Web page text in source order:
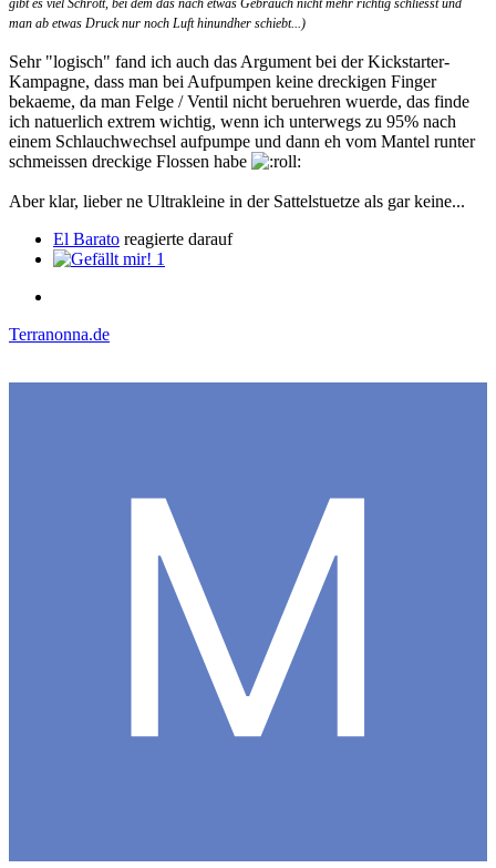
gibt es viel Schrott, bei dem das nach etwas Gebrauch nicht mehr richtig schliesst und
man ab etwas Druck nur noch Luft hinundher schiebt...)
Sehr "logisch" fand ich auch das Argument bei der Kickstarter-
Kampagne, dass man bei Aufpumpen keine dreckigen Finger
bekaeme, da man Felge / Ventil nicht beruehren wuerde, das finde
ich natuerlich extrem wichtig, wenn ich unterwegs zu 95% nach
einem Schlauchwechsel aufpumpe und dann eh vom Mantel runter
schmeissen dreckige Flossen habe
Aber klar, lieber ne Ultrakleine in der Sattelstuetze als gar keine...
El Barato reagierte darauf
1
Terranonna.de